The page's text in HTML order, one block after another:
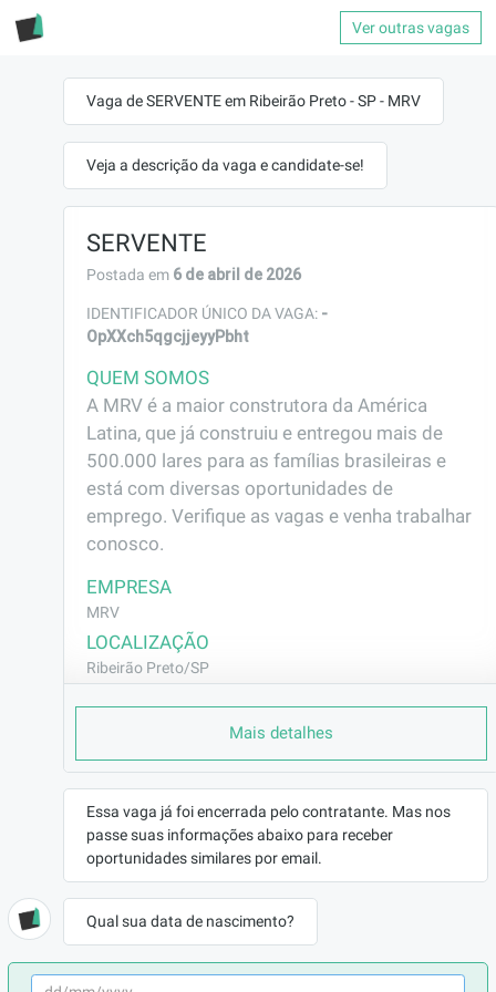
Ver outras vagas
Vaga de SERVENTE em Ribeirão Preto - SP - MRV
Veja a descrição da vaga e candidate-se!
SERVENTE
Postada em 6 de abril de 2026
IDENTIFICADOR ÚNICO DA VAGA: -
OpXXch5qgcjjeyyPbht
QUEM SOMOS
A MRV é a maior construtora da América
Latina, que já construiu e entregou mais de
500.000 lares para as famílias brasileiras e
está com diversas oportunidades de
emprego. Verifique as vagas e venha trabalhar
conosco.
EMPRESA
MRV
LOCALIZAÇÃO
Ribeirão Preto/SP
CONTRATO
REMUNERAÇÃO
R$2189,87
VAGA AFIRMATIVA
Não
Construção Civil
BENEFÍCIOS
Vale Refeição
Mais detalhes
Essa vaga já foi encerrada pelo contratante. Mas nos
passe suas informações abaixo para receber
oportunidades similares por email.
Qual sua data de nascimento?